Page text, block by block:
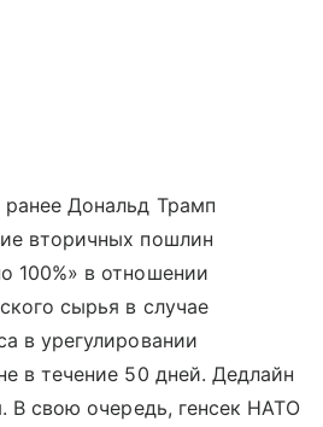
Дональд Трамп
вторичных пошлин
100%» в отношении
сырья в случае
в урегулировании
в течение 50 дней. Дедлайн
В свою очередь, генсек НАТО